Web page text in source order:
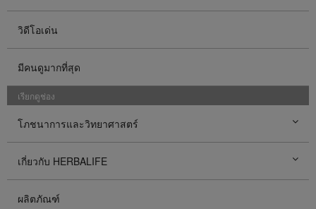
วิดีโอเด่น
มีคนดูมากที่สุด
เรียกดูช่อง
โภชนาการและวิทยาศาสตร์
เกี่ยวกับ HERBALIFE
ผลิตภัณฑ์